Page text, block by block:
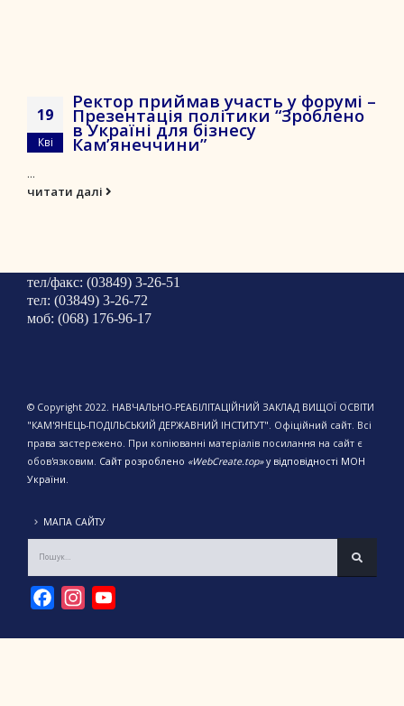
19
Кві
Ректор приймав участь у форумі –
Презентація політики “Зроблено
в Україні для бізнесу
Кам’янеччини”
...
читати далі
тел/факс: (03849) 3-26-51
тел: (03849) 3-26-72
моб: (068) 176-96-17
© Copyright 2022. НАВЧАЛЬНО-РЕАБІЛІТАЦІЙНИЙ ЗАКЛАД ВИЩОЇ ОСВІТИ
"КАМ'ЯНЕЦЬ-ПОДІЛЬСЬКИЙ ДЕРЖАВНИЙ ІНСТИТУТ". Офіційний сайт. Всі
права застережено. При копіюванні матеріалів посилання на сайт є
обов'язковим. Сайт розроблено «WebCreate.top»у відповідності МОН
України.
МАПА САЙТУ
FacebookInstagram